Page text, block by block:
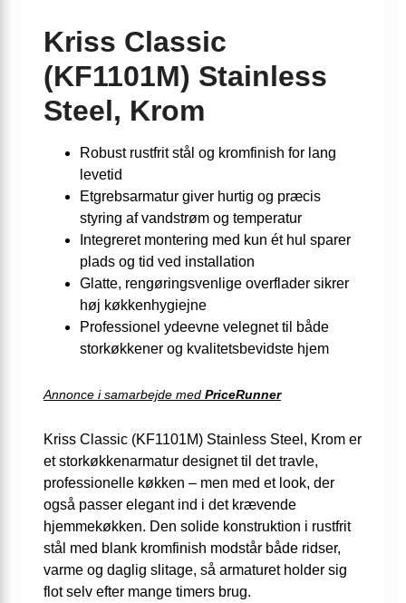
Kriss Classic
(KF1101M) Stainless
Steel, Krom
Robust rustfrit stål og kromfinish for lang
levetid
Etgrebsarmatur giver hurtig og præcis
styring af vandstrøm og temperatur
Integreret montering med kun ét hul sparer
plads og tid ved installation
Glatte, rengøringsvenlige overflader sikrer
høj køkkenhygiejne
Professionel ydeevne velegnet til både
storkøkkener og kvalitetsbevidste hjem
Annonce i samarbejde med PriceRunner
Kriss Classic (KF1101M) Stainless Steel, Krom er
et storkøkkenarmatur designet til det travle,
professionelle køkken – men med et look, der
også passer elegant ind i det krævende
hjemmekøkken. Den solide konstruktion i rustfrit
stål med blank kromfinish modstår både ridser,
varme og daglig slitage, så armaturet holder sig
flot selv efter mange timers brug.